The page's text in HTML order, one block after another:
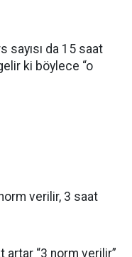
sayısı da 15 saat
ki böylece “o
verilir, 3 saat
“3 norm verilir”